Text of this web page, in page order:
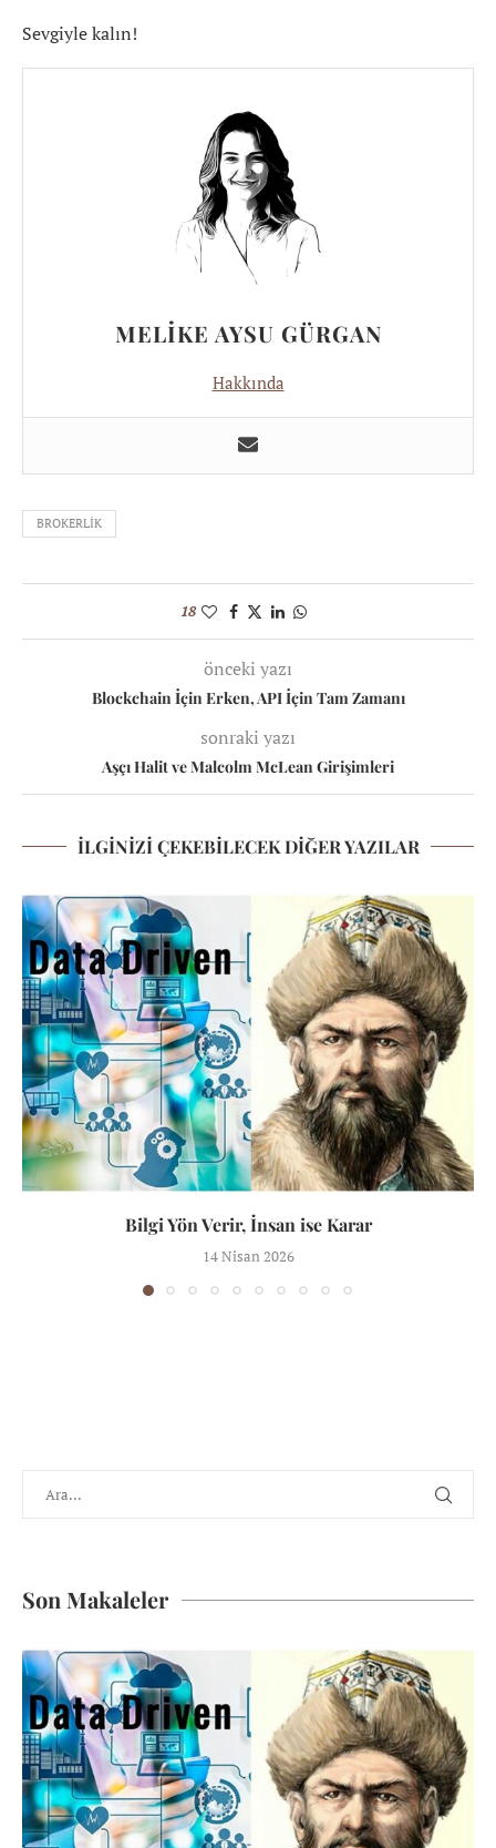
Sevgiyle kalın!
MELIKE AYSU GÜRGAN
Hakkında
BROKERLIK
18
önceki yazı
Blockchain İçin Erken, API İçin Tam Zamanı
sonraki yazı
Aşçı Halit ve Malcolm McLean Girişimleri
İLGINIZI ÇEKEBILECEK DIĞER YAZILAR
Bilgi Yön Verir, İnsan ise Karar
14 Nisan 2026
Son Makaleler